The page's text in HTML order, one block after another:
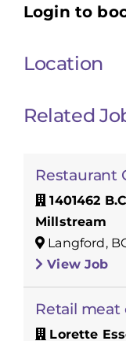
Login to
Location
Related
Restaurant
1401462
Millstream
Langford,
View Job
Retail
Lorette